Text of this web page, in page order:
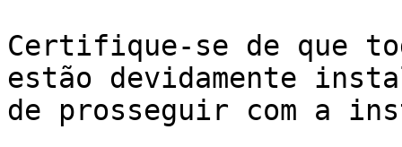
Certifique-se de que
estão devidamente
de prosseguir com a